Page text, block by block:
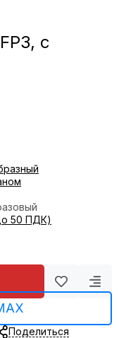
с
50 ПДК)
Поделиться